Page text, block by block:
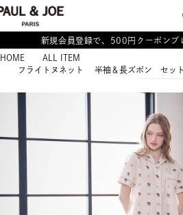
新規会員登録で、500円クーポンプ
HOME
ALL ITEM
フライトヌネット 半袖＆長ズボン セッ